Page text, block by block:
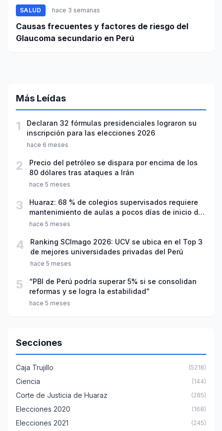
SALUD hace 3 semanas
Causas frecuentes y factores de riesgo del
Glaucoma secundario en Perú
Más Leídas
1
Declaran 32 fórmulas presidenciales lograron su
inscripción para las elecciones 2026
hace 6 meses
2
Precio del petróleo se dispara por encima de los
80 dólares tras ataques a Irán
hace 5 meses
3
Huaraz: 68 % de colegios supervisados requiere
mantenimiento de aulas a pocos días de inicio del
año escolar 2026
hace 5 meses
4
Ranking SCImago 2026: UCV se ubica en el Top 3
de mejores universidades privadas del Perú
hace 5 meses
5
“PBI de Perú podría superar 5% si se consolidan
reformas y se logra la estabilidad”
hace 5 meses
Secciones
Caja Trujillo (5218)
Ciencia (144)
Corte de Justicia de Huaraz (285)
Elecciones 2020 (168)
Elecciones 2021 (245)